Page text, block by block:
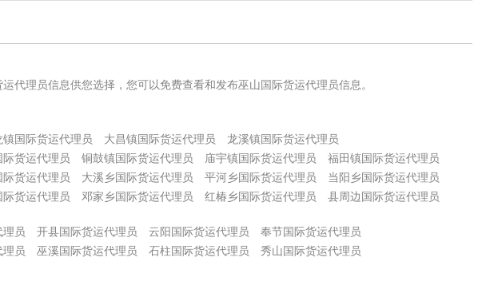
代理员信息供您选择，您可以免费查看和发布巫山国际货运代理员信息。
镇国际货运代理员 大昌镇国际货运代理员
龙溪镇国际货运代理员
际货运代理员 铜鼓镇国际货运代理员 庙宇镇国际货运代理员
福田镇国际货运代理员
际货运代理员 大溪乡国际货运代理员 平河乡国际货运代理员
当阳乡国际货运代理员
际货运代理员 邓家乡国际货运代理员 红椿乡国际货运代理员 县周边国际货运代理员
理员 开县国际货运代理员 云阳国际货运代理员
奉节国际货运代理员
理员 巫溪国际货运代理员 石柱国际货运代理员
秀山国际货运代理员